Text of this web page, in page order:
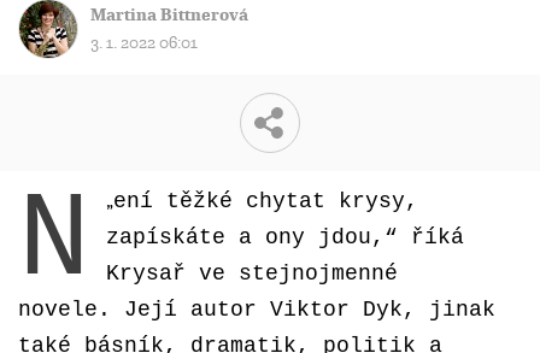
Martina Bittnerová
3. 1. 2022 06:01
„
N
ení těžké chytat krysy,
zapískáte a ony jdou,“ říká
Krysař ve stejnojmenné
novele. Její autor Viktor Dyk, jinak
také básník, dramatik, politik a